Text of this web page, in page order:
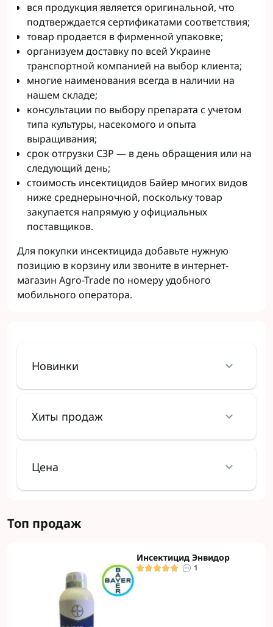
вся продукция является оригинальной, что
подтверждается сертификатами соответствия;
товар продается в фирменной упаковке;
организуем доставку по всей Украине
транспортной компанией на выбор клиента;
многие наименования всегда в наличии на
нашем складе;
консультации по выбору препарата с учетом
типа культуры, насекомого и опыта
выращивания;
срок отгрузки СЗР — в день обращения или на
следующий день;
стоимость инсектицидов Байер многих видов
ниже среднерыночной, поскольку товар
закупается напрямую у официальных
поставщиков.
Для покупки инсектицида добавьте нужную
позицию в корзину или звоните в интернет-
магазин Agro-Trade по номеру удобного
мобильного оператора.
Новинки
Хиты продаж
Цена
Топ продаж
Инсектицид Энвидор
1